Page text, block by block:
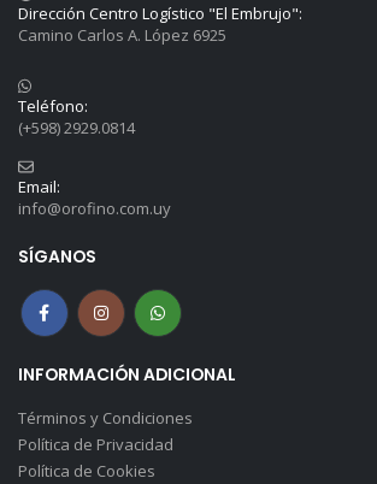
Dirección Centro Logístico "El Embrujo":
Camino Carlos A. López 6925
Teléfono:
(+598) 2929.0814
Email:
info@orofino.com.uy
SÍGANOS
INFORMACIÓN ADICIONAL
Términos y Condiciones
Política de Privacidad
Política de Cookies